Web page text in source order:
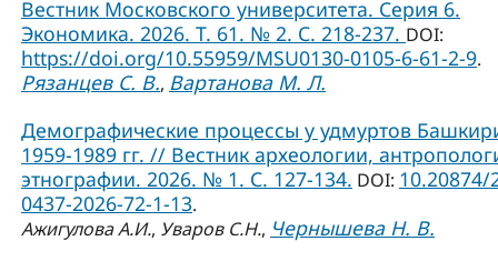
Вестник Московского университета. Серия 6.
Экономика. 2026. Т. 61. № 2. С. 218-237. DOI:
https://doi.org/10.55959/MSU0130-0105-6-61-2-9.
Рязанцев С. В., Вартанова М. Л.
Демографические процессы у удмуртов
1959-1989 гг. // Вестник археологии,
этнографии. 2026. № 1. С. 127-134. DOI: 10.20874/
0437-2026-72-1-13.
Ажигулова А.И., Уваров С.Н., Чернышева Н. В.